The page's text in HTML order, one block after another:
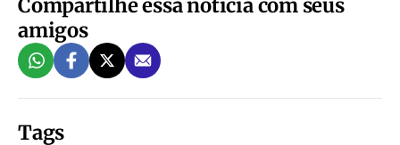
Compartilhe essa notícia com seus
amigos
Tags